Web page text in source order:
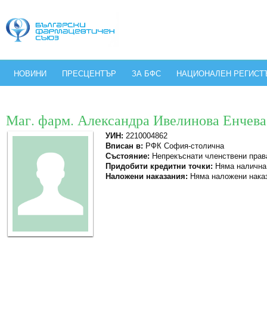
НОВИНИ ПРЕСЦЕНТЪР ЗА БФС НАЦИОНАЛЕН
Маг. фарм. Александра Ивелинова Енчева
УИН: 2210004862
Вписан в: РФК София-столична
Състояние: Непрекъснати членствени
Придобити кредитни точки: Няма
Наложени наказания: Няма наложени